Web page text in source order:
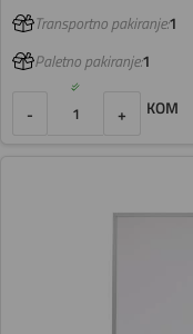
Transportno pakiranje:1
Paletno pakiranje:1
- + KOM